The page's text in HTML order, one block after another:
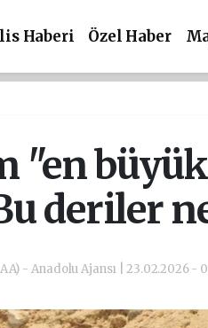
Haberi Özel Haber
"en
deriler
- Anadolu Ajansı | 23.02.2026 -